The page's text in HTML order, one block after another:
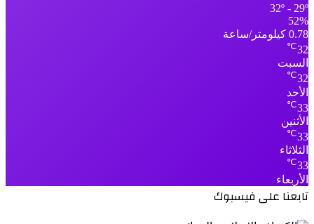
32º - 29º
52%
0.78 كيلومتر/ساعة
32
℃
السبت
32
℃
الأحد
33
℃
الأثنين
33
℃
الثلاثاء
33
℃
الأربعاء
تابعنا على فيسبوك